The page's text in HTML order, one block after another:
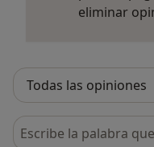
eliminar
Busca en opiniones